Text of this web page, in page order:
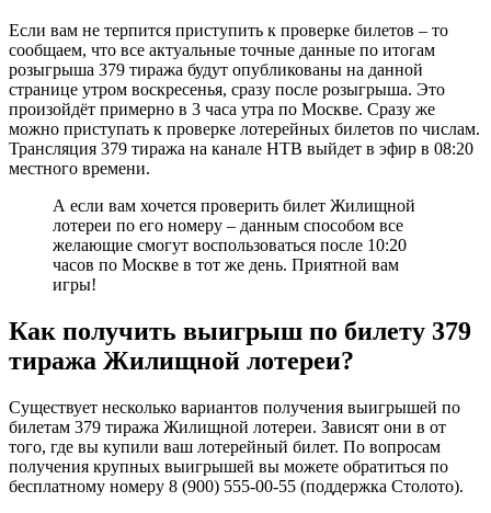
Если вам не терпится приступить к проверке билетов – то
сообщаем, что все актуальные точные данные по итогам
розыгрыша 379 тиража будут опубликованы на данной
странице утром воскресенья, сразу после розыгрыша. Это
произойдёт примерно в 3 часа утра по Москве. Сразу же
можно приступать к проверке лотерейных билетов по числам.
Трансляция 379 тиража на канале НТВ выйдет в эфир в 08:20
местного времени.
А если вам хочется проверить билет Жилищной
лотереи по его номеру – данным способом все
желающие смогут воспользоваться после 10:20
часов по Москве в тот же день. Приятной вам
игры!
Как получить выигрыш по билету 379
тиража Жилищной лотереи?
Существует несколько вариантов получения выигрышей по
билетам 379 тиража Жилищной лотереи. Зависят они в от
того, где вы купили ваш лотерейный билет. По вопросам
получения крупных выигрышей вы можете обратиться по
бесплатному номеру 8 (900) 555-00-55 (поддержка Столото).